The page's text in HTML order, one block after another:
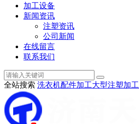
加工设备
新闻资讯
注塑资讯
公司新闻
在线留言
联系我们
全站搜索 洗衣机配件加工大型注塑加工